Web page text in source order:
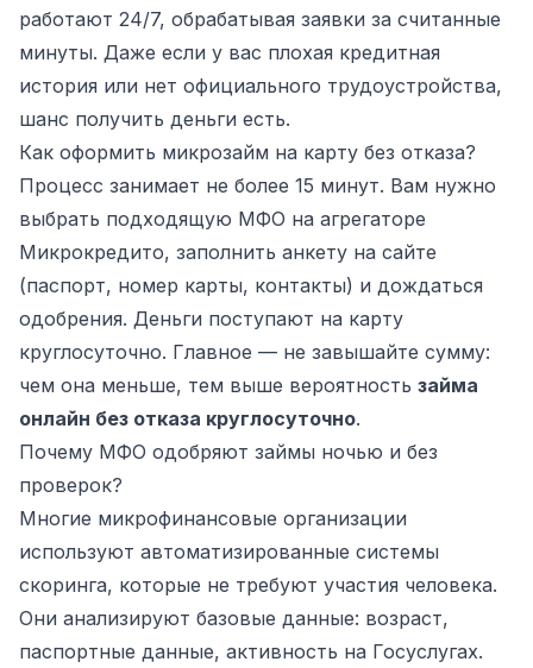
работают 24/7, обрабатывая заявки за считанные
минуты. Даже если у вас плохая кредитная
история или нет официального трудоустройства,
шанс получить деньги есть.
Как оформить микрозайм на карту без отказа?
Процесс занимает не более 15 минут. Вам нужно
выбрать подходящую МФО на агрегаторе
Микрокредито, заполнить анкету на сайте
(паспорт, номер карты, контакты) и дождаться
одобрения. Деньги поступают на карту
круглосуточно. Главное — не завышайте сумму:
чем она меньше, тем выше вероятность займа
онлайн без отказа круглосуточно.
Почему МФО одобряют займы ночью и без
проверок?
Многие микрофинансовые организации
используют автоматизированные системы
скоринга, которые не требуют участия человека.
Они анализируют базовые данные: возраст,
паспортные данные, активность на Госуслугах.